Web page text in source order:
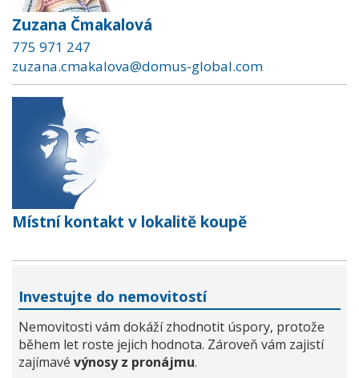
Zuzana Čmakalová
775 971 247
zuzana.cmakalova@domus-global.com
Místní kontakt v lokalitě koupě
Investujte do nemovitostí
Nemovitosti vám dokáží zhodnotit úspory, protože
během let roste jejich hodnota. Zároveň vám zajistí
zajímavé výnosy z pronájmu.